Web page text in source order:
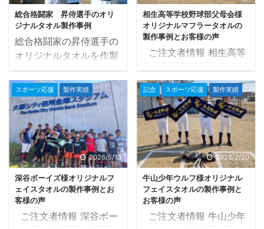
総合格闘家 昇侍選手のオリ
ジナルタオル製作事例
総合格闘家の昇侍選手の
オリジナルタオルを作製
させていただき、かなり
かっこいいタオルが完成
いたしました
タオル
ツクールでは以前から昇
侍選手のタオルをご注文
いただき作製させていた
だいておりました！
タオルの品質にもご満足
いただき、大変嬉しいで
す
！！ 今回、2026年
7月18日（土）広島県で
相生高等学校野球部父母会様
オリジナルマフラータオルの
製作事例とお客様の声
ご注文者情報 相生高等
府県 兵庫県 タオルの種
類 マフラータオル
20×107cm タオル産地
国産生地 プリントの種類
染料プリント 色数 2色
黄・エンジ 納品まで ご
注文後タオルツクール営
業日の10日後に納品 補
足 お客様から頂いたイメ
ージを基に製作 目次1 マ
フラータオル製作事例1.1
スポーツ応援 製作実績
2026/5/13
深谷ボーイズ様オリジナルフ
ェイスタオルの製作事例とお
客様の声
ご注文者情報 深谷ボー
記念 スポーツ応援 製作実績
2026/2/20
牛山少年ウルフ様オリジナル
フェイスタオルの製作事例と
お客様の声
ご注文者情報 牛山少年